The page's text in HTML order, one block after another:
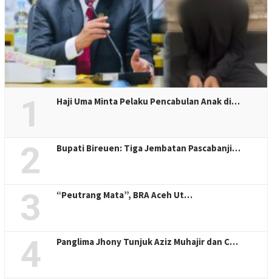
1 Haji Uma Minta Pelaku Pencabulan Anak di…
2 Bupati Bireuen: Tiga Jembatan Pascabanji…
3 “Peutrang Mata”, BRA Aceh Ut…
4 Panglima Jhony Tunjuk Aziz Muhajir dan C…